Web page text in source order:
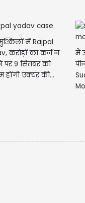
में Rajpal
करोड़ों का कर्ज न
पर 9 सितंबर को
होंगी एक्टर की...
मैं